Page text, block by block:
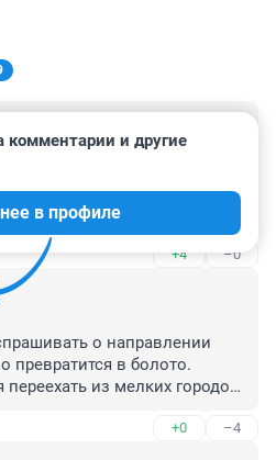
людей мостами
домов в водоохранной
где то должны
+4 –0
комментарии и другие
в профиле
о направлении
превратится в болото.
из мелких городов,
жители городов не хотят,
горожане, чтобы люди
+0 –4